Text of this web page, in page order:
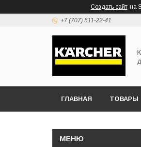
Создать сайт на
+7 (707) 511-22-41
ГЛАВНАЯ ТОВАРЫ